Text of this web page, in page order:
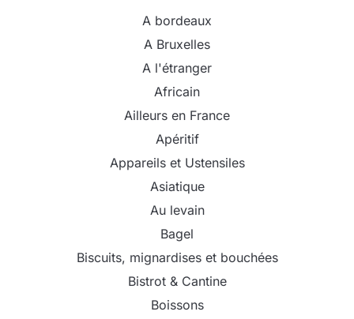
A bordeaux
A Bruxelles
A l'étranger
Africain
Ailleurs en France
Apéritif
Appareils et Ustensiles
Asiatique
Au levain
Bagel
Biscuits, mignardises et bouchées
Bistrot & Cantine
Boissons